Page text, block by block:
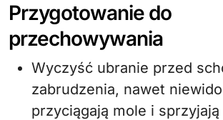
Przygotowanie do
przechowywania
Wyczyść ubranie przed
zabrudzenia, nawet
przyciągają mole i sprzyjają